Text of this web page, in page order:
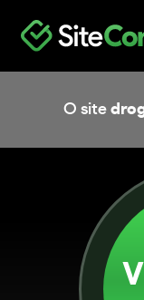
O site